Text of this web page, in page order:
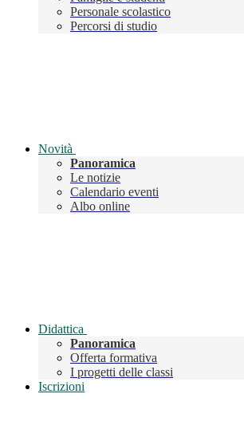
Personale scolastico
Percorsi di studio
Novità
Panoramica
Le notizie
Calendario eventi
Albo online
Didattica
Panoramica
Offerta formativa
I progetti delle classi
Iscrizioni